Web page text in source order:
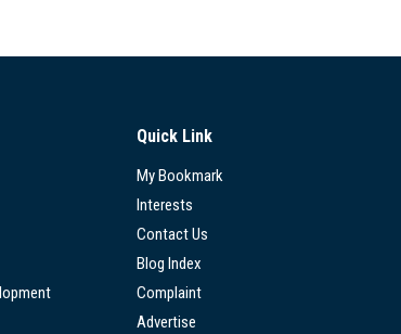
Quick Link
My Bookmark
Interests
Contact Us
Blog Index
Complaint
Advertise